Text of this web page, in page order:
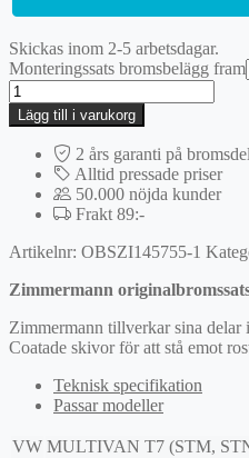
Skickas inom 2-5 arbetsdagar.
Monteringssats bromsbelägg fram
Fram
|
Zimmermann
standardbromssats
mängd
Lägg till i varukorg
2 års garanti på
Alltid pressade priser
50.000 nöjda kunder
Frakt 89:-
Artikelnr: OBSZI145755-1
Zimmermann
Zimmermann tillverkar sina
Coatade skivor för att stå emot
Teknisk specifikation
Passar modeller
VW MULTIVAN T7 (STM,